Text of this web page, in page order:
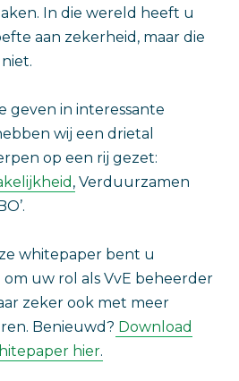
In die wereld heeft u
aan zekerheid, maar die
geven in interessante
wij een drietal
op een rij gezet:
, Verduurzamen
whitepaper bent u
uw rol als VvE beheerder
zeker ook met meer
Benieuwd? Download
hier.